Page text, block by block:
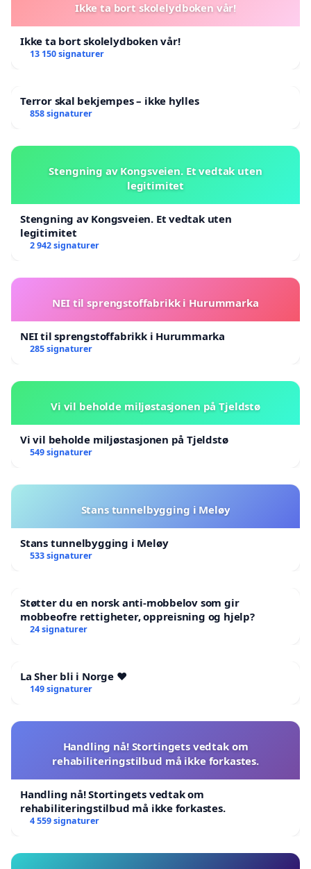
Ikke ta bort skolelydboken vår!
Ikke ta bort skolelydboken vår!
13 150 signaturer
Terror skal bekjempes – ikke hylles
858 signaturer
Stengning av Kongsveien. Et vedtak uten
legitimitet
Stengning av Kongsveien. Et vedtak uten
legitimitet
2 942 signaturer
NEI til sprengstoffabrikk i Hurummarka
NEI til sprengstoffabrikk i Hurummarka
285 signaturer
Vi vil beholde miljøstasjonen på Tjeldstø
Vi vil beholde miljøstasjonen på Tjeldstø
549 signaturer
Stans tunnelbygging i Meløy
Stans tunnelbygging i Meløy
533 signaturer
Støtter du en norsk anti-mobbelov som gir
mobbeofre rettigheter, oppreisning og hjelp?
24 signaturer
La Sher bli i Norge ❤️
149 signaturer
Handling nå! Stortingets vedtak om
rehabiliteringstilbud må ikke forkastes.
Handling nå! Stortingets vedtak om
rehabiliteringstilbud må ikke forkastes.
4 559 signaturer